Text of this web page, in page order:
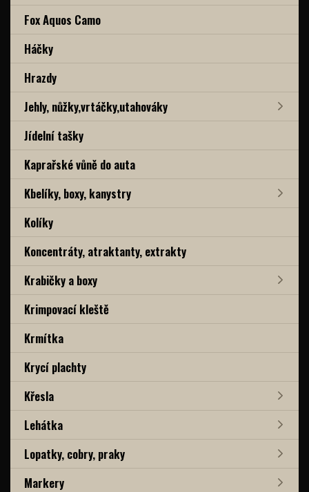
Fox Aquos Camo
Háčky
Hrazdy
Jehly, nůžky,vrtáčky,utahováky
Jídelní tašky
Kaprařské vůně do auta
Kbelíky, boxy, kanystry
Kolíky
Koncentráty, atraktanty, extrakty
Krabičky a boxy
Krimpovací kleště
Krmítka
Krycí plachty
Křesla
Lehátka
Lopatky, cobry, praky
Markery